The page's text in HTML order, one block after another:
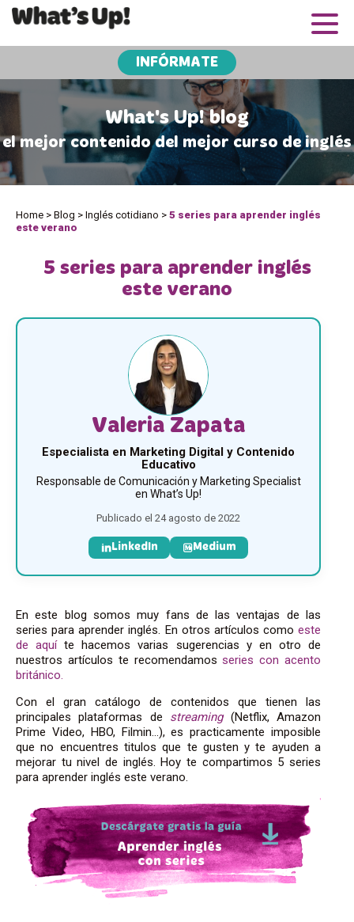
INFÓRMATE
What's Up! blog
el mejor contenido del mejor curso de inglés
Home > Blog > Inglés cotidiano > 5 series para aprender inglés
este verano
5 series para aprender inglés
este verano
Valeria Zapata
Especialista en Marketing Digital y Contenido
Educativo
Responsable de Comunicación y Marketing Specialist
en What’s Up!
Publicado el 24 agosto de 2022
LinkedIn Medium
En este blog somos muy fans de las ventajas de las
series para aprender inglés. En otros artículos como este
de aquíte hacemos varias sugerencias y en otro de
nuestros artículos te recomendamosseries con acento
británico.
Con el gran catálogo de contenidos que tienen las
principales plataformas de streaming(Netflix, Amazon
Prime Video, HBO, Filmin…), es practicamente imposible
que no encuentres titulos que te gusten y te ayuden a
mejorar tu nivel de inglés. Hoy te compartimos 5 series
para aprender inglés este verano.